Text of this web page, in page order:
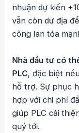
nhuận dự kiến
vẫn còn dư địa
công lan tỏa
Nhà đầu tư có
PLC, đặc biệt
hỗ trợ. Sự phục
hợp với chi phí
giúp PLC cải
quý tới.